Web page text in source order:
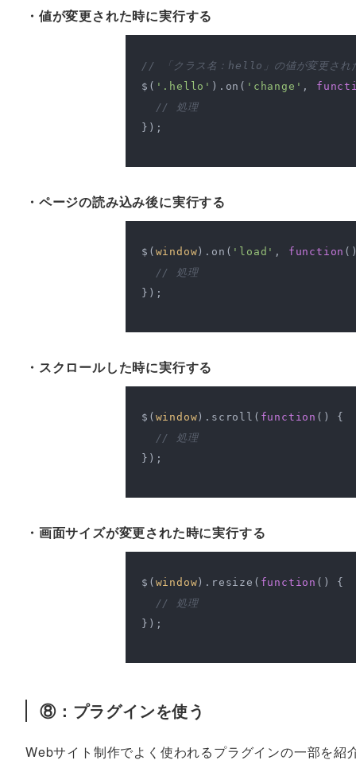
・値が変更された時に実行する
// 「クラス名：hello」の値が変更され
$( '.hello' ).on( 'change' ,
// 処理
});
・ページの読み込み後に実行する
$( window ).on( 'load' , function (
// 処理
});
・スクロールした時に実行する
$( window ).scroll( function ( ) {
// 処理
});
・画面サイズが変更された時に実行する
$( window ).resize( function ( ) {
// 処理
});
⑧：プラグインを使う
Webサイト制作でよく使われるプラグインの一部を紹